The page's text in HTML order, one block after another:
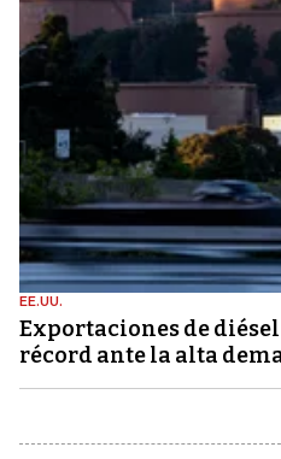
EE.UU.
Exportaciones de diésel
récord ante la alta